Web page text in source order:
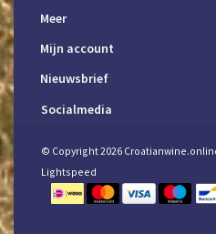
Meer
Mijn account
Nieuwsbrief
Socialmedia
© Copyright 2026
Lightspeed